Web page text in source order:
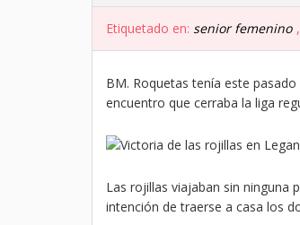
Etiquetado en: senior femenino ,
BM. Roquetas tenía este
encuentro que cerraba la liga
Las rojillas viajaban sin ninguna
intención de traerse a casa los